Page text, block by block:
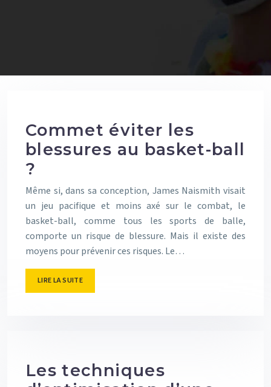
Commet éviter les
blessures au basket-ball
?
Même si, dans sa conception, James Naismith visait
un jeu pacifique et moins axé sur le combat, le
basket-ball, comme tous les sports de balle,
comporte un risque de blessure. Mais il existe des
moyens pour prévenir ces risques. Le…
LIRE LA SUITE
Les techniques